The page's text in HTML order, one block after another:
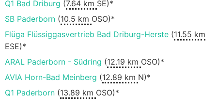
Q1 Bad Driburg (7.64 km SE)*
SB Paderborn (10.5 km OSO)*
Flüga Flüssiggasvertrieb Bad Driburg-Herste (11.55 km
ESE)*
ARAL Paderborn - Südring (12.19 km OSO)*
AVIA Horn-Bad Meinberg (12.89 km N)*
Q1 Paderborn (13.89 km OSO)*